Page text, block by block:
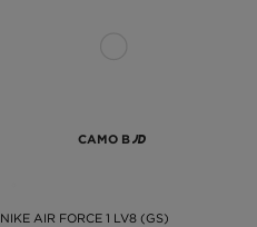
САМО В
NIKE AIR FORCE 1 LV8 (GS)